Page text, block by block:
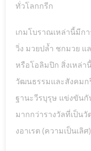
ทั่วโลกกรีก
เกมโบราณเหล่านี้มีก
วิ่ง มวยปล้ำ ชกมวย
หรือโอลิมปิก สิ่งเหล่
วัฒนธรรมและสังคมก
ฐานะวีรบุรุษ แข่งขันกั
มากกว่ารางวัลที่เป็น
งอาเรต (ความเป็นเลิ